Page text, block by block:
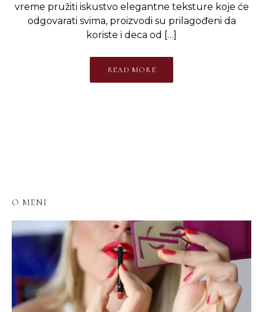
vreme pružiti iskustvo elegantne teksture koje će
odgovarati svima, proizvodi su prilagođeni da
koriste i deca od […]
READ MORE
O MENI